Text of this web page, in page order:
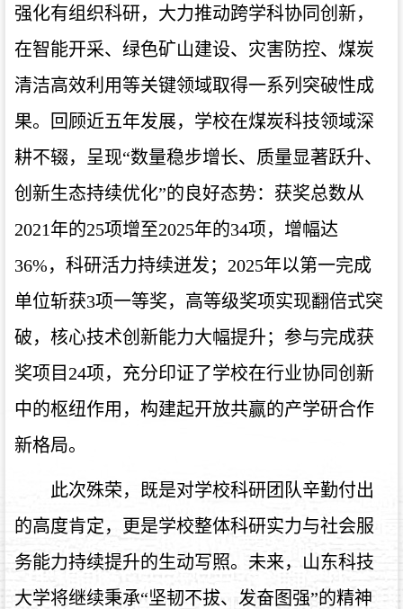
强化有组织科研，大力推动跨学科协同创新，
在智能开采、绿色矿山建设、灾害防控、煤炭
清洁高效利用等关键领域取得一系列突破性成
果。回顾近五年发展，学校在煤炭科技领域深
耕不辍，呈现“数量稳步增长、质量显著跃升、
创新生态持续优化”的良好态势：获奖总数从
2021年的25项增至2025年的34项，增幅达
36%，科研活力持续迸发；2025年以第一完成
单位斩获3项一等奖，高等级奖项实现翻倍式突
破，核心技术创新能力大幅提升；参与完成获
奖项目24项，充分印证了学校在行业协同创新
中的枢纽作用，构建起开放共赢的产学研合作
新格局。
此次殊荣，既是对学校科研团队辛勤付出
的高度肯定，更是学校整体科研实力与社会服
务能力持续提升的生动写照。未来，山东科技
大学将继续秉承“坚韧不拔、发奋图强”的精神